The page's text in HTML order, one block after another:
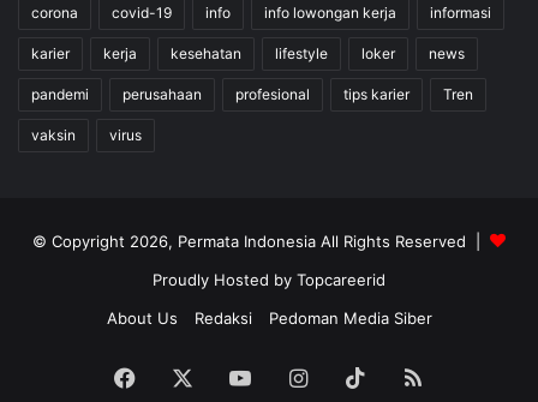
corona covid-19 info info lowongan kerja informasi
karier kerja kesehatan lifestyle loker news
pandemi perusahaan profesional tips karier Tren
vaksin virus
© Copyright 2026, Permata Indonesia All Rights Reserved |
Proudly Hosted by Topcareerid
About Us
Redaksi Pedoman Media Siber
Facebook YouTubeInstagram
TikTokRSS